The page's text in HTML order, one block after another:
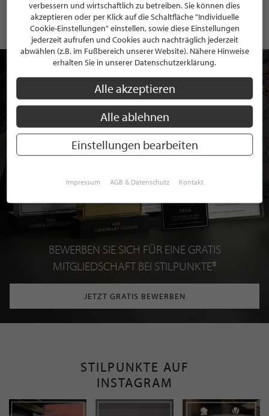
BEWERBEN SIE SICH FÜR EINE GRATIS
MITGLIEDSCHAFT BEI STILPUNKTE®
JETZT GRATIS BEWERBEN
STILPUNKTE AUF
INSTAGRAM
verbessern und wirtschaftlich zu betreiben. Sie können dies
akzeptieren oder per Klick auf die Schaltfläche "Individuelle
Cookie-Einstellungen" einstellen, sowie diese Einstellungen
jederzeit aufrufen und Cookies auch nachträglich jederzeit
abwählen (z.B. im Fußbereich unserer Website). Nähere Hinweise
erhalten Sie in unserer Datenschutzerklärung.
Alle akzeptieren
Alle ablehnen
Einstellungen bearbeiten
Impressum AGB & Datenschutz Kontakt